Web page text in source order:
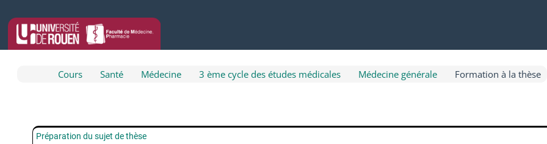
Cours Santé Médecine 3 ème cycle des études médicales Médecine générale Formation à la thèse
Préparation du sujet de thèse